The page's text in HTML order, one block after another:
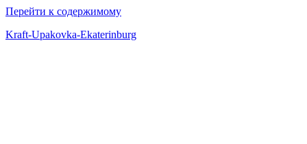
Перейти к содержимому
Kraft-Upakovka-Ekaterinburg